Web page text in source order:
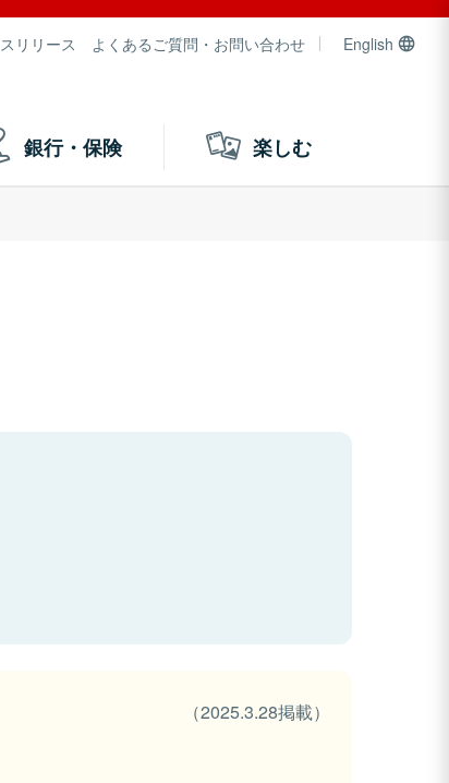
リリース よくあるご質問・お問い合わせ English
銀行・保険 楽しむ
（2025.3.28掲載）